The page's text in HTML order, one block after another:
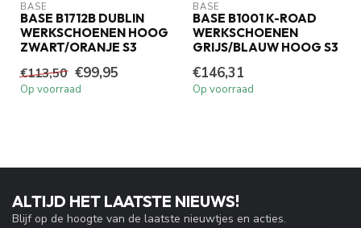
BASE
BASE B1712B DUBLIN
WERKSCHOENEN HOOG
ZWART/ORANJE S3
€113,50 €99,95
Op voorraad
BASE
BASE B1001 K-ROAD
WERKSCHOENEN
GRIJS/BLAUW HOOG S3
€146,31
Op voorraad
ALTIJD HET LAATSTE NIEUWS!
Blijf op de hoogte van de laatste nieuwtjes en acties.